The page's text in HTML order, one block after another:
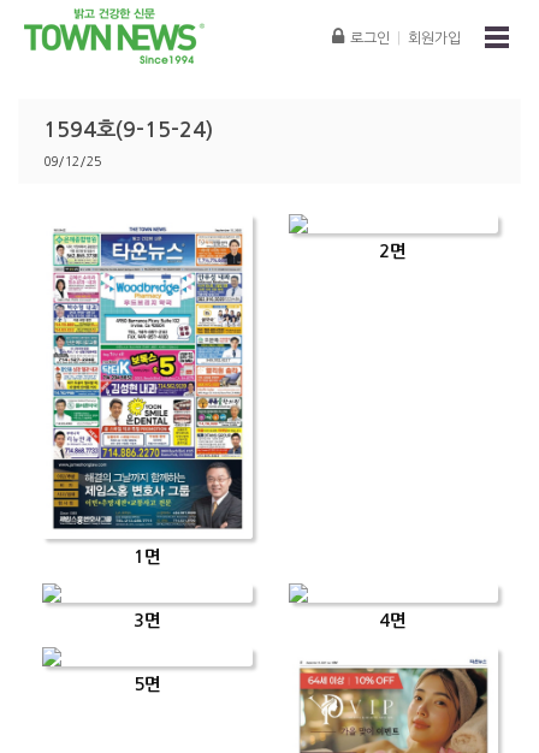
로그인 회원가입
1594호(9-15-24)
09/12/25
1면
2면
3면 4면
5면